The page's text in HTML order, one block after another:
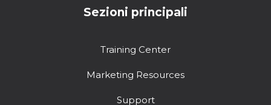
Sezioni principali
Training Center
Marketing Resources
Support